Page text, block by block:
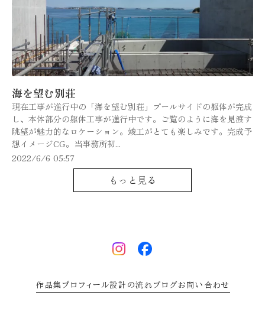
海を望む別荘
現在工事が進行中の「海を望む別荘」プールサイドの躯体が完成
し、本体部分の躯体工事が進行中です。ご覧のように海を見渡す
眺望が魅力的なロケーション。竣工がとても楽しみです。完成予
想イメージCG。当事務所初...
2022/6/6 05:57
もっと見る
作品集 プロフィール設計の流れ ブログお問い合わせ